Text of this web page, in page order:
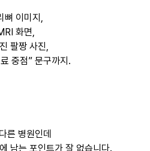
뼈 이미지,
화면,
팔짱 사진,
중점” 문구까지.
른 병원인데
남는 포인트가 잘 없습니다.